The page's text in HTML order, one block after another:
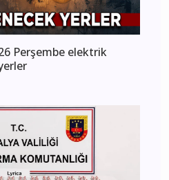
Perşembe elektrik